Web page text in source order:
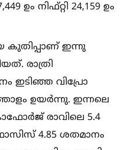
ഉം നിഫ്റ്റി 24,159 ഉം
കുതിപ്പാണ് ഇന്നു
രാത്രി
ഇടിഞ്ഞ വിപ്രോ
ഉയർന്നു. ഇന്നലെ
രാവിലെ 5.4
4.85 ശതമാനം